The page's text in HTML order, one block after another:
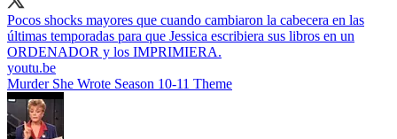
Pocos shocks mayores que cuando cambiaron la cabecera en las
últimas temporadas para que Jessica escribiera sus libros en un
ORDENADOR y los IMPRIMIERA.
youtu.be
Murder She Wrote Season 10-11 Theme